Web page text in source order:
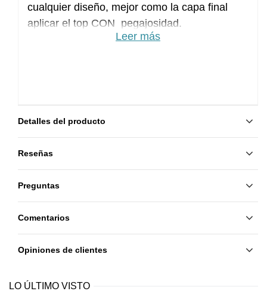
cualquier diseño, mejor como la capa final
aplicar el top CON pegajosidad.
Leer más
Detalles del producto
Reseñas
Preguntas
Comentarios
Opiniones de clientes
LO ÚLTIMO VISTO